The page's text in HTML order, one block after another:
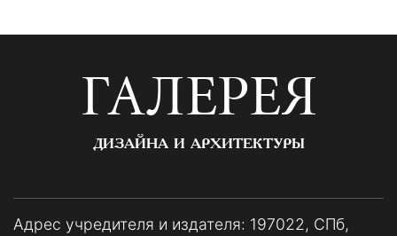
ГАЛЕРЕЯ
ДИЗАЙНА И АРХИТЕКТУРЫ
Адрес учредителя и издателя: 197022, СПб,